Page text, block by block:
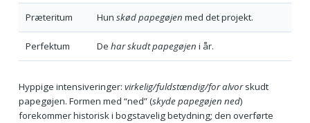
Præteritum Hun skød papegøjen med det projekt.
Perfektum De har skudt papegøjen i år.
Hyppige intensiveringer: virkelig/fuldstændig/for alvorskudt
papegøjen. Formen med “ned” (skyde papegøjen ned)
forekommer historisk i bogstavelig betydning; den overførte